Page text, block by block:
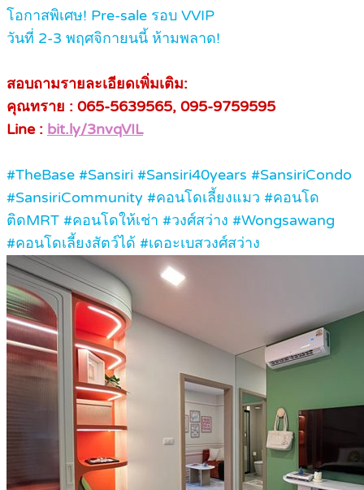
โอกาสพิเศษ! Pre-sale รอบ VVIP
วันที่ 2-3 พฤศจิกายนนี้ ห้ามพลาด!
สอบถามรายละเอียดเพิ่มเติม:
คุณทราย : 065-5639565, 095-9759595
Line : bit.ly/3nvqVIL
#TheBase #Sansiri #Sansiri40years #SansiriCondo
#SansiriCommunity #คอนโดเลี้ยงแมว #คอนโด
ติดMRT #คอนโดให้เช่า #วงศ์สว่าง #Wongsawang
#คอนโดเลี้ยงสัตว์ได้ #เดอะเบสวงศ์สว่าง